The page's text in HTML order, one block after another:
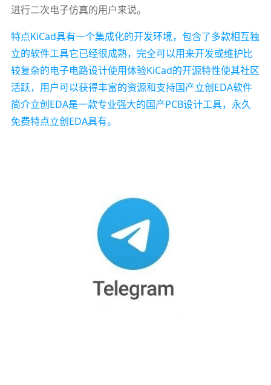
进行二次电子仿真的用户来说。
特点KiCad具有一个集成化的开发环境，包含了多款相互独
立的软件工具它已经很成熟，完全可以用来开发或维护比
较复杂的电子电路设计使用体验KiCad的开源特性使其社区
活跃，用户可以获得丰富的资源和支持国产立创EDA软件
简介立创EDA是一款专业强大的国产PCB设计工具，永久
免费特点立创EDA具有。